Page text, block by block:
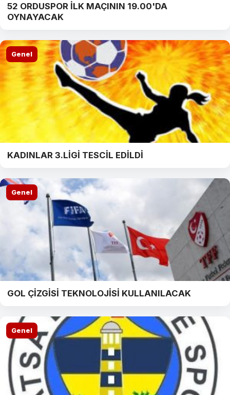
52 ORDUSPOR İLK MAÇININ 19.00'DA
OYNAYACAK
Genel
KADINLAR 3.LİGİ TESCİL EDİLDİ
Genel
GOL ÇİZGİSİ TEKNOLOJİSİ KULLANILACAK
Genel